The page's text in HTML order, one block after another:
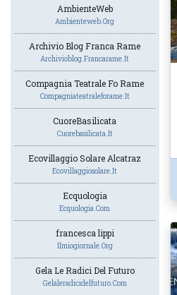
AmbienteWeb
Ambienteweb.org
Archivio Blog Franca Rame
Archivioblog.francarame.it
Compagnia Teatrale Fo Rame
Compagniateatraleforame.it
CuoreBasilicata
Cuorebasilicata.it
Ecovillaggio Solare Alcatraz
Ecovillaggiosolare.it
Ecquologia
Ecquologia.com
francesca lippi
Ilmiogiornale.org
Gela Le Radici Del Futuro
Gelaleradicidelfuturo.com